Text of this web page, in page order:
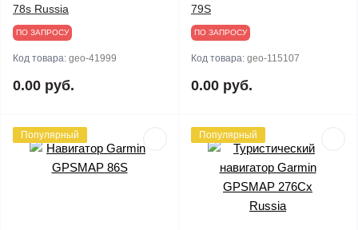
78s Russia
ПО ЗАПРОСУ
Код товара: geo-41999
0.00 руб.
79S
ПО ЗАПРОСУ
Код товара: geo-115107
0.00 руб.
Популярный Популярный